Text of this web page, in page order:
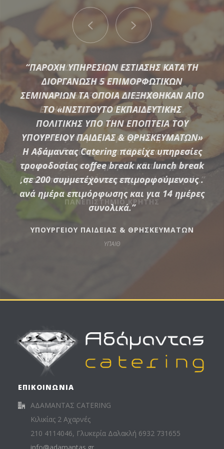
Μια μεγάλη ποικιλία από τις πιο σύγχρονες προτάσεις της
αγοράς συνθέτουν τον εξοπλισμό που διαθέτει η
Αδάμαντας Catering για να υποστηρίξουμε τις ξεχωριστές
ανάγκες κάθε εκδήλωσης.
ΠΕΡΙΣΣΟΤΕΡΑ
“ΠΑΡΟΧΗ ΥΠΗΡΕΣΙΩΝ ΕΣΤΙΑΣΗΣ ΚΑΤΑ ΤΗ
ΔΙΟΡΓΑΝΩΣΗ 5 ΕΠΙΜΟΡΦΩΤΙΚΩΝ
ΣΕΜΙΝΑΡΙΩΝ ΤΑ ΟΠΟΙΑ ΔΙΕΞΗΧΘΗΚΑΝ ΑΠΟ
ΤΟ «ΙΝΣΤΙΤΟΥΤΟ ΕΚΠΑΙΔΕΥΤΙΚΗΣ
ΠΟΛΙΤΙΚΗΣ ΥΠΟ ΤΗΝ ΕΠΟΠΤΕΙΑ ΤΟΥ
ΥΠΟΥΡΓΕΙΟΥ ΠΑΙΔΕΙΑΣ & ΘΡΗΣΚΕΥΜΑΤΩΝ»
Η Αδάμαντας Catering παρείχε υπηρεσίες
τροφοδοσίας coffee break και lunch break
,σε 200 συμμετέχοντες επιμορφούμενους .
ανά ημέρα επιμόρφωσης και για 14 ημέρες
συνολικά.”
ΥΠΟΥΡΓΕΙΟΥ ΠΑΙΔΕΙΑΣ & ΘΡΗΣΚΕΥΜΑΤΩΝ
ΥΠΑΙΘ
ΕΠΙΚΟΙΝΩΝΙΑ
ΑΔΑΜΑΝΤΑΣ CATERING
Κιλικίας 2 Αχαρνές
210 4114046, Γλυκερία Δαλακλή 6932 731655